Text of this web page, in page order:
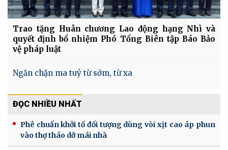
Trao tặng Huân chương Lao động hạng Nhì và
quyết định bổ nhiệm Phó Tổng Biên tập Báo Bảo
vệ pháp luật
Ngăn chặn ma tuý từ sớm, từ xa
ĐỌC NHIỀU NHẤT
Phê chuẩn khởi tố đối tượng dùng vòi xịt cao áp phun
vào thợ tháo dỡ mái nhà